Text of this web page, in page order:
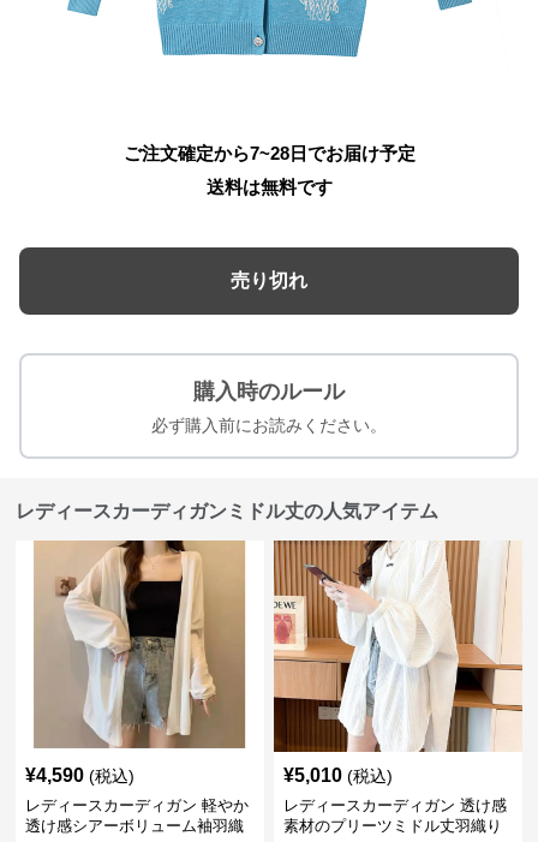
ご注文確定から7~28日でお届け予定
送料は無料です
売り切れ
購入時のルール
必ず購入前にお読みください。
レディースカーディガンミドル丈の人気アイテム
¥4,590 (税込)
レディースカーディガン 軽やか
透け感シアーボリューム袖羽織
¥5,010 (税込)
レディースカーディガン 透け感
素材のプリーツミドル丈羽織り